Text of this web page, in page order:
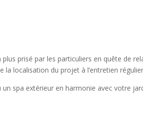
prisé par les particuliers en quête de
localisation du projet à l’entretien
spa extérieur en harmonie avec votre